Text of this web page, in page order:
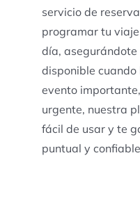
servicio de
programar tu
día, asegurándote
disponible cuando
evento
urgente, nuestra
fácil de usar y te
puntual y